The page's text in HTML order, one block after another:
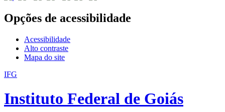
Opções de acessibilidade
Acessibilidade
Alto contraste
Mapa do site
IFG
Instituto Federal de Goiás